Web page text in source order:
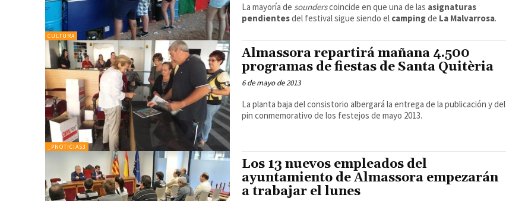
CULTURA
La mayoría de sounderscoincide en que una de las asignaturas
pendientesdel festival sigue siendo el campingde La Malvarrosa.
_PNOTICIAS3
Almassora repartirá mañana 4.500
programas de fiestas de Santa Quitèria
6 de mayo de 2013
La planta baja del consistorio albergará la entrega de la publicación y del
pin conmemorativo de los festejos de mayo 2013.
Los 13 nuevos empleados del
ayuntamiento de Almassora empezarán
a trabajar el lunes